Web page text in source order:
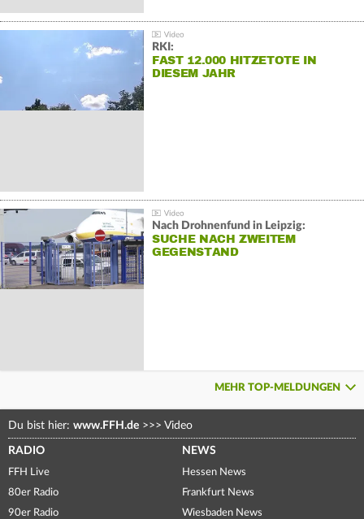
RKI:
FAST 12.000 HITZETOTE IN
DIESEM JAHR
Nach Drohnenfund in Leipzig:
SUCHE NACH ZWEITEM
GEGENSTAND
MEHR TOP-MELDUNGEN
Du bist hier: www.FFH.de >>> Video
RADIO
FFH Live
80er Radio
90er Radio
NEWS
Hessen News
Frankfurt News
Wiesbaden News